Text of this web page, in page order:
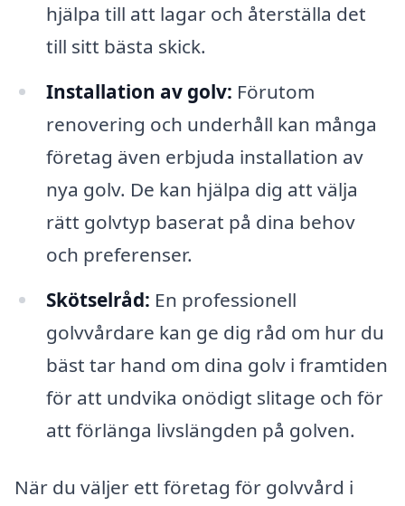
hjälpa till att lagar och återställa det
till sitt bästa skick.
Installation av golv: Förutom
renovering och underhåll kan många
företag även erbjuda installation av
nya golv. De kan hjälpa dig att välja
rätt golvtyp baserat på dina behov
och preferenser.
Skötselråd: En professionell
golvvårdare kan ge dig råd om hur du
bäst tar hand om dina golv i framtiden
för att undvika onödigt slitage och för
att förlänga livslängden på golven.
När du väljer ett företag för golvvård i